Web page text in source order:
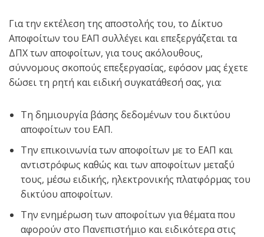
Για την εκτέλεση της αποστολής του, το Δίκτυο
Αποφοίτων του ΕΑΠ συλλέγει και επεξεργάζεται τα
ΔΠΧ των αποφοίτων, για τους ακόλουθους,
σύννομους σκοπούς επεξεργασίας, εφόσον μας έχετε
δώσει τη ρητή και ειδική συγκατάθεσή σας, για:
Τη δημιουργία βάσης δεδομένων του δικτύου
αποφοίτων του ΕΑΠ.
Την επικοινωνία των αποφοίτων με το ΕΑΠ και
αντιστρόφως καθώς και των αποφοίτων μεταξύ
τους, μέσω ειδικής, ηλεκτρονικής πλατφόρμας του
δικτύου αποφοίτων.
Την ενημέρωση των αποφοίτων για θέματα που
αφορούν στο Πανεπιστήμιο και ειδικότερα στις